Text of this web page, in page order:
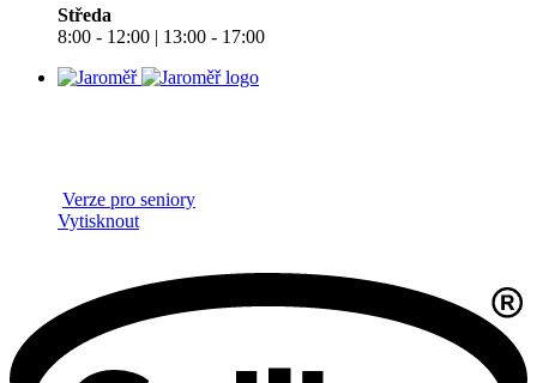
Středa
8:00 - 12:00 | 13:00 - 17:00
Verze pro seniory
Vytisknout